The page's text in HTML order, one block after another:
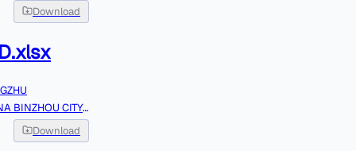
اينترنتي
Download
BINZHOU CITY
97,850Download